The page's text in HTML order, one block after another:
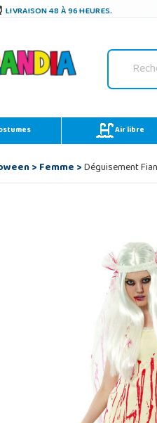
LIVRAISON 48 À 96 HEURES.
Air libre
>Femme>Déguisement